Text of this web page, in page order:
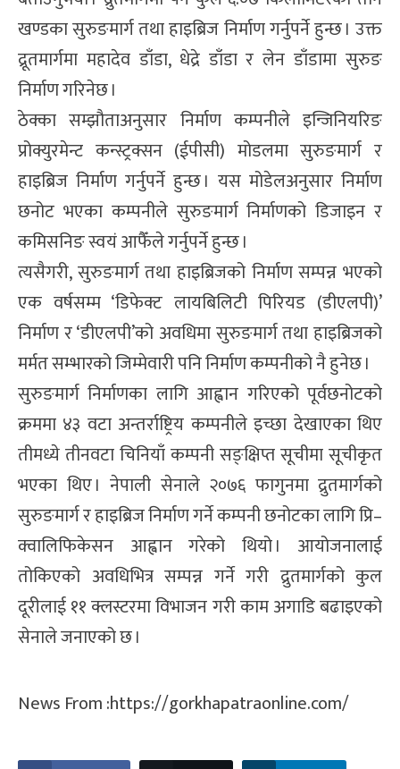
खण्डका सुरुङमार्ग तथा हाइब्रिज निर्माण गर्नुपर्ने हुन्छ । उक्त
द्रूतमार्गमा महादेव डाँडा, धेद्रे डाँडा र लेन डाँडामा सुरुङ
निर्माण गरिनेछ ।
ठेक्का सम्झौताअनुसार निर्माण कम्पनीले इन्जिनियरिङ
प्रोक्युरमेन्ट कन्स्ट्रक्सन (ईपीसी) मोडलमा सुरुङमार्ग र
हाइब्रिज निर्माण गर्नुपर्ने हुन्छ । यस मोडेलअनुसार निर्माण
छनोट भएका कम्पनीले सुरुङमार्ग निर्माणको डिजाइन र
कमिसनिङ स्वयं आफैँले गर्नुपर्ने हुन्छ ।
त्यसैगरी, सुरुङमार्ग तथा हाइब्रिजको निर्माण सम्पन्न भएको
एक वर्षसम्म ‘डिफेक्ट लायबिलिटी पिरियड (डीएलपी)’
निर्माण र ‘डीएलपी’को अवधिमा सुरुङमार्ग तथा हाइब्रिजको
मर्मत सम्भारको जिम्मेवारी पनि निर्माण कम्पनीको नै हुनेछ ।
सुरुङमार्ग निर्माणका लागि आह्वान गरिएको पूर्वछनोटको
क्रममा ४३ वटा अन्तर्राष्ट्रिय कम्पनीले इच्छा देखाएका थिए
तीमध्ये तीनवटा चिनियाँ कम्पनी सङ्क्षिप्त सूचीमा सूचीकृत
भएका थिए । नेपाली सेनाले २०७६ फागुनमा द्रुतमार्गको
सुरुङमार्ग र हाइब्रिज निर्माण गर्ने कम्पनी छनोटका लागि प्रि–
क्वालिफिकेसन आह्वान गरेको थियो । आयोजनालाई
तोकिएको अवधिभित्र सम्पन्न गर्ने गरी द्रुतमार्गको कुल
दूरीलाई ११ क्लस्टरमा विभाजन गरी काम अगाडि बढाइएको
सेनाले जनाएको छ ।
News From :https://gorkhapatraonline.com/